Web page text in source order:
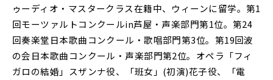
ゥーディオ・マスタークラス在籍中、ウィーンに留学。第1
回モーツァルトコンクールin芦屋・声楽部門第1位。第24
回奏楽堂日本歌曲コンクール・歌唱部門第3位。第19回波
の会日本歌曲コンクール・声楽部門第2位。オペラ「フィ
ガロの結婚」スザンナ役、「班女」(初演)花子役、「電